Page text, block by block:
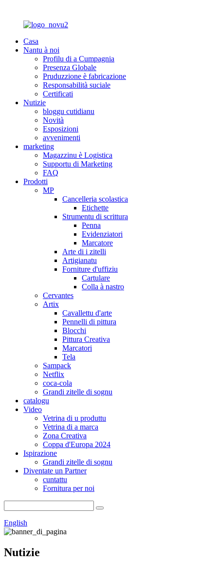
Casa
Nantu à noi
Profilu di a Cumpagnia
Presenza Globale
Pruduzzione è fabricazione
Responsabilità suciale
Certificati
Nutizie
bloggu cutidianu
Novità
Esposizioni
avvenimenti
marketing
Magazzinu è Logistica
Supportu di Marketing
FAQ
Prodotti
MP
Cancelleria scolastica
Etichette
Strumentu di scrittura
Penna
Evidenziatori
Marcatore
Arte di i zitelli
Artigianatu
Forniture d'uffiziu
Cartulare
Colla à nastro
Cervantes
Artix
Cavallettu d'arte
Pennelli di pittura
Blocchi
Pittura Creativa
Marcatori
Tela
Sampack
Netflix
coca-cola
Grandi zitelle di sognu
catalogu
Video
Vetrina di u produttu
Vetrina di a marca
Zona Creativa
Coppa d'Europa 2024
Ispirazione
Grandi zitelle di sognu
Diventate un Partner
cuntattu
Fornitura per noi
English
Nutizie